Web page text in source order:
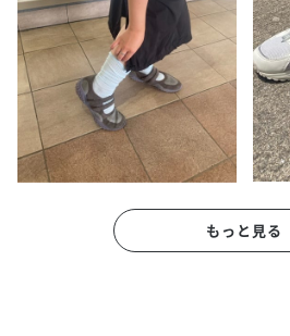
もっと見る